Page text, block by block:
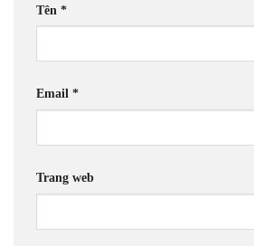
Tên *
Email *
Trang web